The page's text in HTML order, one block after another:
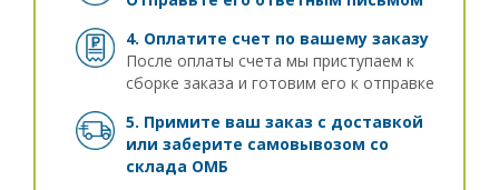
4. Оплатите счет по вашему заказу
После оплаты счета мы приступаем к
сборке заказа и готовим его к отправке
5. Примите ваш заказ с доставкой
или заберите самовывозом со
склада ОМБ